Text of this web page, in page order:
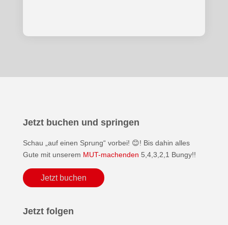
Jetzt buchen und springen
Schau „auf einen Sprung“ vorbei! 😊! Bis dahin alles
Gute mit unserem MUT-machenden 5,4,3,2,1 Bungy!!
Jetzt buchen
Jetzt folgen